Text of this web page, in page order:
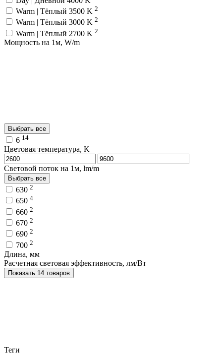
Warm | Тёплый 3500 K 2
Warm | Тёплый 3000 K 2
Warm | Тёплый 2700 K 2
Мощность на 1м, W/m
Выбрать все
6 14
Цветовая температура, K
Световой поток на 1м, lm/m
Выбрать все
630 2
650 4
660 2
670 2
690 2
700 2
Длина, мм
Расчетная световая эффективность, лм/Вт
Показать 14 товаров
Теги